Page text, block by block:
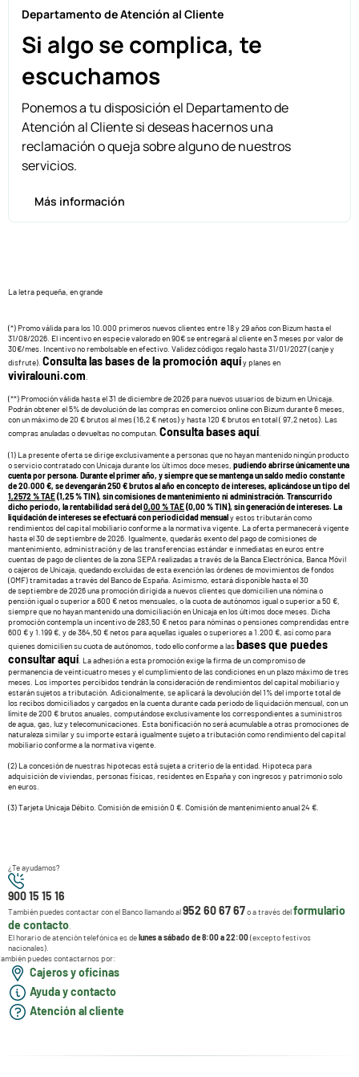
Departamento de Atención al Cliente
Si algo se complica, te
escuchamos
Ponemos a tu disposición el Departamento de
Atención al Cliente si deseas hacernos una
reclamación o queja sobre alguno de nuestros
servicios.
Más información
La letra pequeña, en grande
(*) Promo válida para los 10.000 primeros nuevos clientes entre 18 y 29 años con Bizum hasta el
31/08/2026. El incentivo en especie valorado en 90€ se entregará al cliente en 3 meses por valor de
30€/mes. Incentivo no rembolsable en efectivo. Validez códigos regalo hasta 31/01/2027 (canje y
disfrute). Consulta las bases de la promoción aquíy planes en
viviralouni.com
(**) Promoción válida hasta el 31 de diciembre de 2026 para nuevos usuarios de bizum en Unicaja.
Podrán obtener el 5% de devolución de las compras en comercios online con Bizum durante 6 meses,
con un máximo de 20 € brutos al mes (16,2 € netos) y hasta 120 € brutos en total ( 97,2 netos). Las
compras anuladas o devueltas no computan. Consulta bases aquí
(1) La presente oferta se dirige exclusivamente a personas que no hayan mantenido ningún producto
o servicio contratado con Unicaja durante los últimos doce meses, pudiendo abrirse únicamente una
cuenta por persona. Durante el primer año, y siempre que se mantenga un saldo medio constante
de 20.000 €, se devengarán 250 € brutos al año en concepto de intereses, aplicándose un tipo del
1,2572 % TAE(1,25 % TIN), sin comisiones de mantenimiento ni administración. Transcurrido
dicho periodo, la rentabilidad será del0,00 % TAE(0,00 % TIN), sin generación de intereses. La
liquidación de intereses se efectuará con periodicidad mensualy estos tributarán como
rendimientos del capital mobiliario conforme a la normativa vigente. La oferta permanecerá vigente
hasta el 30 de septiembre de 2026. Igualmente, quedarás exento del pago de comisiones de
mantenimiento, administración y de las transferencias estándar e inmediatas en euros entre
cuentas de pago de clientes de la zona SEPA realizadas a través de la Banca Electrónica, Banca Móvil
o cajeros de Unicaja, quedando excluidas de esta exención las órdenes de movimientos de fondos
(OMF) tramitadas a través del Banco de España. Asimismo, estará disponible hasta el 30
de septiembre de 2026 una promoción dirigida a nuevos clientes que domicilien una nómina o
pensión igual o superior a 600 € netos mensuales, o la cuota de autónomos igual o superior a 50 €,
siempre que no hayan mantenido una domiciliación en Unicaja en los últimos doce meses. Dicha
promoción contempla un incentivo de 283,50 € netos para nóminas o pensiones comprendidas entre
600 € y 1.199 €, y de 364,50 € netos para aquellas iguales o superiores a 1.200 €, así como para
quienes domicilien su cuota de autónomos, todo ello conforme a lasbases que puedes
consultar aquí . La adhesión a esta promoción exige la firma de un compromiso de
permanencia de veinticuatro meses y el cumplimiento de las condiciones en un plazo máximo de tres
meses. Los importes percibidos tendrán la consideración de rendimientos del capital mobiliario y
estarán sujetos a tributación. Adicionalmente, se aplicará la devolución del 1% del importe total de
los recibos domiciliados y cargados en la cuenta durante cada periodo de liquidación mensual, con un
límite de 200 € brutos anuales, computándose exclusivamente los correspondientes a suministros
de agua, gas, luz y telecomunicaciones. Esta bonificación no será acumulable a otras promociones de
naturaleza similar y su importe estará igualmente sujeto a tributación como rendimiento del capital
mobiliario conforme a la normativa vigente.
(2) La concesión de nuestras hipotecas está sujeta a criterio de la entidad. Hipoteca para
adquisición de viviendas, personas físicas, residentes en España y con ingresos y patrimonio solo
en euros.
(3) Tarjeta Unicaja Débito. Comisión de emisión 0 €. Comisión de mantenimiento anual 24 €.
¿Te ayudamos?
900 15 15 16
También puedes contactar con el Banco llamando al952 60 67 67o a través delformulario
de contacto
El horario de atención telefónica es delunes a sábado de 8:00 a 22:00(excepto festivos
nacionales).
puedes contactarnos por:
Cajeros y oficinas
Ayuda y contacto
Atención al cliente